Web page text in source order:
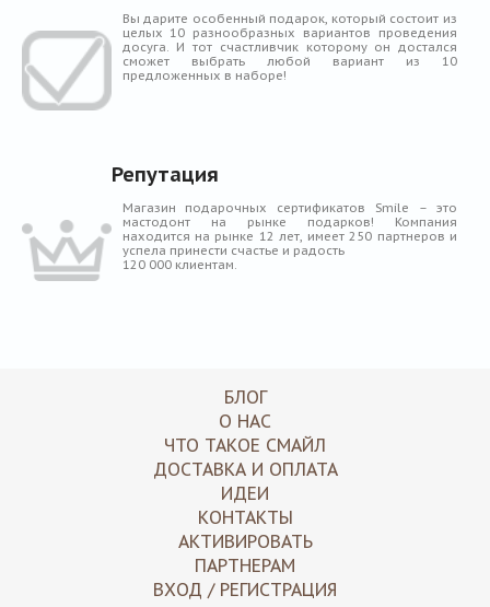
Вы дарите особенный подарок, который состоит из
целых 10 разнообразных вариантов проведения
досуга. И тот счастливчик которому он достался
сможет выбрать любой вариант из 10
предложенных в наборе!
Репутация
Магазин подарочных сертификатов Smile – это
мастодонт на рынке подарков! Компания
находится на рынке 12 лет, имеет 250 партнеров и
успела принести счастье и радость
120 000 клиентам.
БЛОГ
О НАС
ЧТО ТАКОЕ СМАЙЛ
ДОСТАВКА И ОПЛАТА
ИДЕИ
КОНТАКТЫ
АКТИВИРОВАТЬ
ПАРТНЕРАМ
ВХОД / РЕГИСТРАЦИЯ